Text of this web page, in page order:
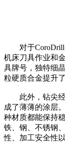
对于CoroDrill
机床刀具作业和
具牌号，独特细
粒硬质合金提升
此外，钻尖经
成了薄薄的涂层
种材质都能保持
铁、钢、不锈钢
性、加工安全性